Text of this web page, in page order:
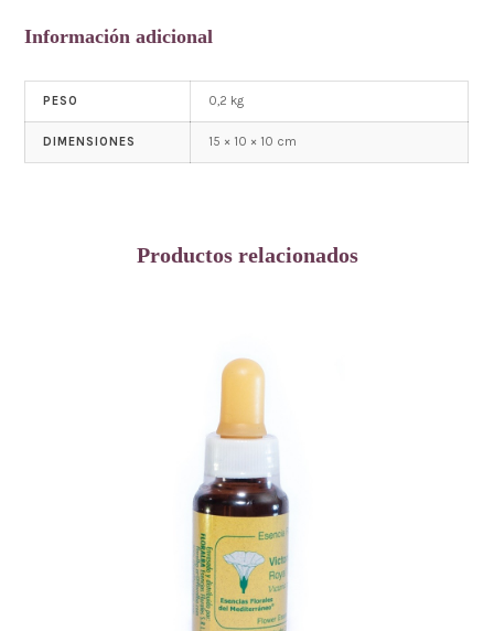
Información adicional
PESO 0,2 kg
DIMENSIONES 15 × 10 × 10 cm
Productos relacionados